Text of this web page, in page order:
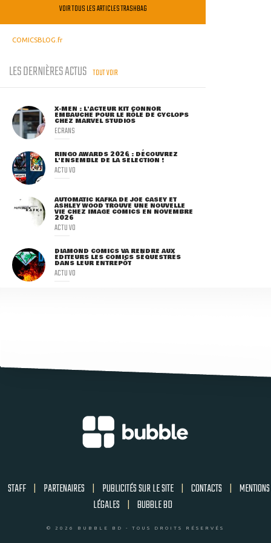
VOIR TOUS LES ARTICLES TRASHBAG
COMICSBLOG.fr
LES DERNIÈRES ACTUS TOUT VOIR
X-MEN : L'ACTEUR KIT CONNOR
EMBAUCHÉ POUR LE RÔLE DE CYCLOPS
CHEZ MARVEL STUDIOS
ECRANS
RINGO AWARDS 2026 : DÉCOUVREZ
L'ENSEMBLE DE LA SÉLECTION !
ACTU VO
AUTOMATIC KAFKA DE JOE CASEY ET
ASHLEY WOOD TROUVE UNE NOUVELLE
VIE CHEZ IMAGE COMICS EN NOVEMBRE
2026
ACTU VO
DIAMOND COMICS VA RENDRE AUX
ÉDITEURS LES COMICS SÉQUESTRÉS
DANS LEUR ENTREPÔT
ACTU VO
STAFF | PARTENAIRES | PUBLICITÉS SUR LE SITE | CONTACTS | MENTIONS
LÉGALES | BUBBLE BD
© 2026 BUBBLE BD - TOUS DROITS RÉSERVÉS